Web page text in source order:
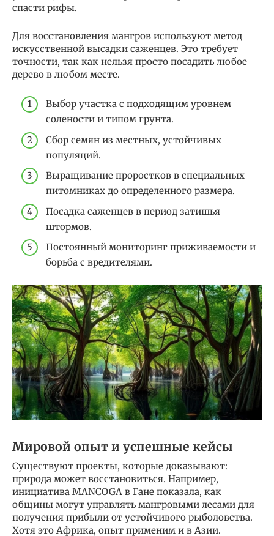
спасти рифы.
Для восстановления мангров используют метод
искусственной высадки саженцев. Это требует
точности, так как нельзя просто посадить любое
дерево в любом месте.
Выбор участка с подходящим уровнем
солености и типом грунта.
Сбор семян из местных, устойчивых
популяций.
Выращивание проростков в специальных
питомниках до определенного размера.
Посадка саженцев в период затишья
штормов.
Постоянный мониторинг приживаемости и
борьба с вредителями.
Мировой опыт и успешные кейсы
Существуют проекты, которые доказывают:
природа может восстановиться. Например,
инициатива MANCOGA в Гане показала, как
общины могут управлять мангровыми лесами для
получения прибыли от устойчивого рыболовства.
Хотя это Африка, опыт применим и в Азии.